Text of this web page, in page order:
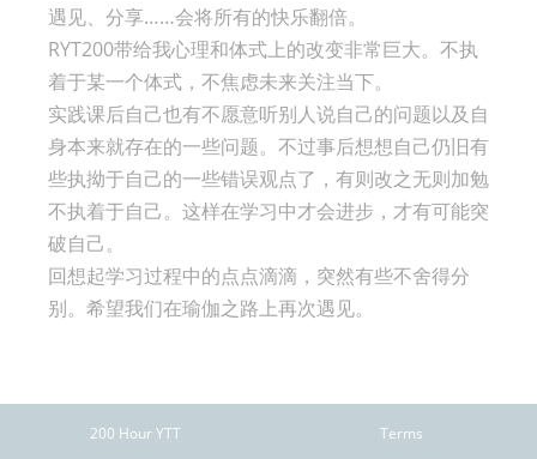
遇见、分享……会将所有的快乐翻倍。
RYT200带给我心理和体式上的改变非常巨大。不执
着于某一个体式，不焦虑未来关注当下。
实践课后自己也有不愿意听别人说自己的问题以及自
身本来就存在的一些问题。不过事后想想自己仍旧有
些执拗于自己的一些错误观点了，有则改之无则加勉
不执着于自己。这样在学习中才会进步，才有可能突
破自己。
回想起学习过程中的点点滴滴，突然有些不舍得分
别。希望我们在瑜伽之路上再次遇见。
200 Hour YTT
Terms